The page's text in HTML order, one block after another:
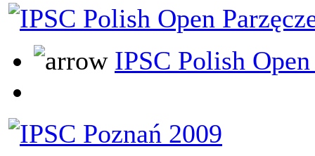
IPSC Polish